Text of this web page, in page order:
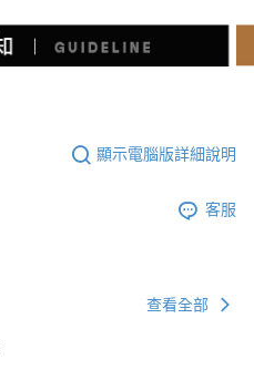
顯示電腦版詳細說明
客服
查看全部